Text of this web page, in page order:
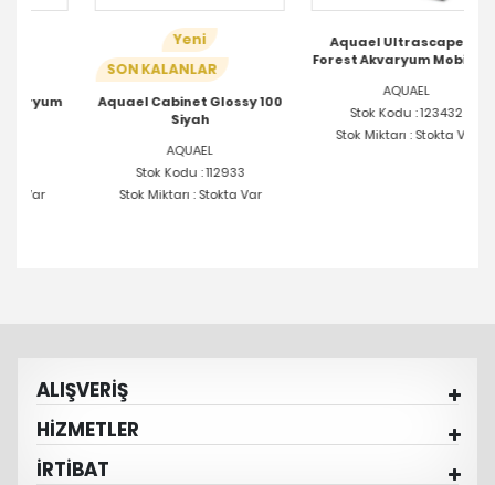
SON KALANLAR
Aquael Cabinet Glossy 100
Stok Kodu : 112933
Stok Miktarı : Stokta Var
Aquael Ultrascape 60
Forest Akvaryum Mobilyası
Stok Kodu : 123432
Stok Miktarı : Stokta Var
ALIŞVERİŞ
HİZMETLER
İRTİBAT